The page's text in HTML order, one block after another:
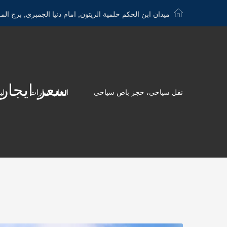
ميدان ابن الحكم حلمية الزيتون, امام دنيا الجمبري, برج
نقل سياحي، حجز باص سياحي ايجار سيارات
سعر ايجار كوستر